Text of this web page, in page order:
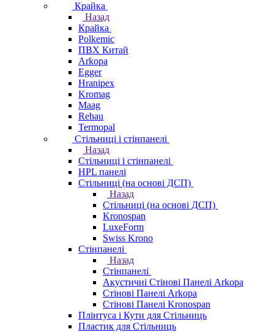
Крайка
Назад
Крайка
Polkemic
ПВХ Китай
Arkopa
Egger
Hranipex
Kromag
Maag
Rehau
Termopal
Стільниці і стінпанелі
Назад
Стільниці і стінпанелі
HPL панелі
Стільниці (на основі ДСП)
Назад
Стільниці (на основі ДСП)
Kronospan
LuxeForm
Swiss Krono
Стінпанелі
Назад
Стінпанелі
Акустичні Стінові Панелі Аrkopa
Стінові Панелі Arkopa
Стінові Панелі Kronospan
Плінтуса і Кути для Стільниць
Пластик для Стільниць